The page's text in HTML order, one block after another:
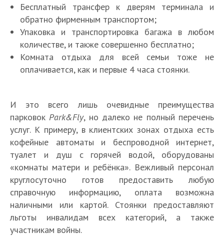
Бесплатный трансфер к дверям терминала и
обратно фирменным транспортом;
Упаковка и транспортировка багажа в любом
количестве, и также совершенно бесплатно;
Комната отдыха для всей семьи тоже не
оплачивается, как и первые 4 часа стоянки.
И это всего лишь очевидные преимущества
парковокPark&Fly, но далеко не полный перечень
услуг. К примеру, в клиентских зонах отдыха есть
кофейные автоматы и беспроводной интернет,
туалет и душ с горячей водой, оборудованы
«комнаты матери и ребёнка». Вежливый персонал
круглосуточно готов предоставить любую
справочную информацию, оплата возможна
наличными или картой. Стоянки предоставляют
льготы инвалидам всех категорий, а также
участникам войны.